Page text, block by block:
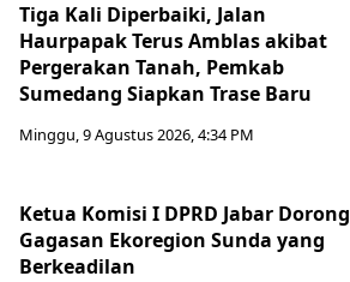
Tiga Kali Diperbaiki, Jalan
Haurpapak Terus Amblas akibat
Pergerakan Tanah, Pemkab
Sumedang Siapkan Trase Baru
Minggu, 9 Agustus 2026, 4:34 PM
Ketua Komisi I DPRD Jabar Dorong
Gagasan Ekoregion Sunda yang
Berkeadilan